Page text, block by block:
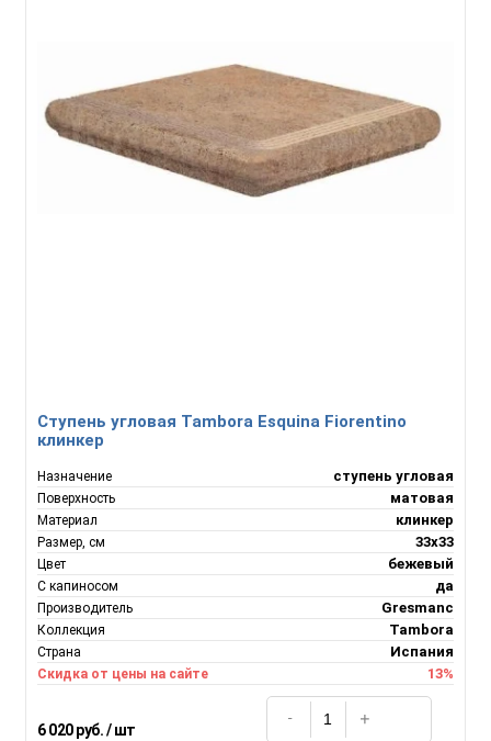
Ступень угловая Tambora Esquina Fiorentino
клинкер
Назначение ступень угловая
Поверхность матовая
Материал клинкер
Размер, см 33x33
Цвет бежевый
С капиносом да
Производитель Gresmanc
Коллекция Tambora
Страна Испания
Скидка от цены на сайте 13%
6 020 руб. / шт